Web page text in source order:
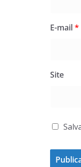
E-mail*
Site